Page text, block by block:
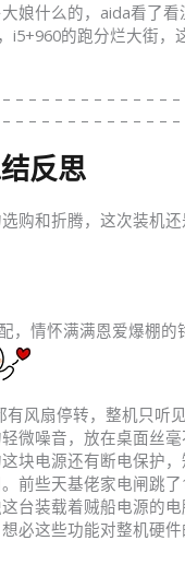
娘什么的，aida看了看
i5+960的跑分烂大街，
– – – – – – – – – – – –
– – – – – – – – – – – –
反思
购和折腾，这次装机
，情怀满满恩爱爆棚的
有风扇停转，整机只听
微噪音，放在桌面丝
块电源还有断电保护
前些天基佬家电闸跳
台装载着贼船电源的
必这些功能对整机硬